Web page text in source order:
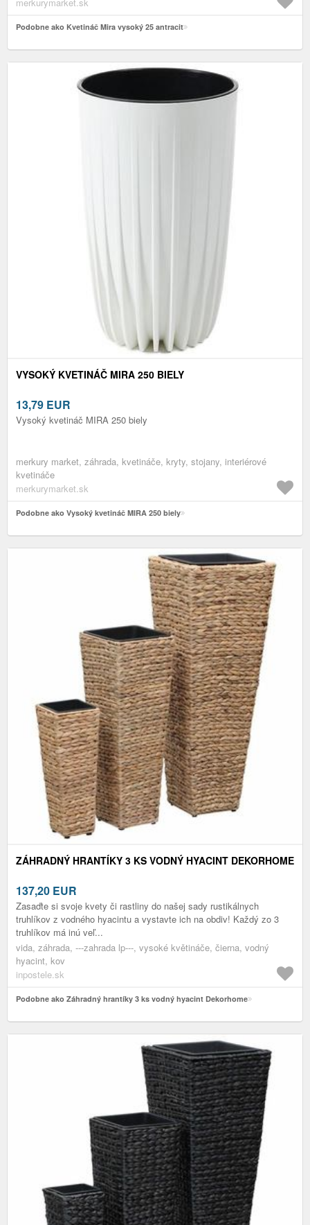
merkurymarket.sk
Podobne ako Kvetináč Mira vysoký 25 antracit
VYSOKÝ KVETINÁČ MIRA 250 BIELY
13,79 EUR
Vysoký kvetináč MIRA 250 biely
merkury market, záhrada, kvetináče, kryty, stojany, interiérové
kvetináče
merkurymarket.sk
Podobne ako Vysoký kvetináč MIRA 250 biely
ZÁHRADNÝ HRANTÍKY 3 KS VODNÝ HYACINT DEKORHOME
137,20 EUR
Zasaďte si svoje kvety či rastliny do našej sady rustikálnych
truhlíkov z vodného hyacintu a vystavte ich na obdiv! Každý zo 3
truhlíkov má inú veľ...
vida, záhrada, ---zahrada lp---, vysoké květináče, čierna, vodný
hyacint, kov
inpostele.sk
Podobne ako Záhradný hrantíky 3 ks vodný hyacint Dekorhome